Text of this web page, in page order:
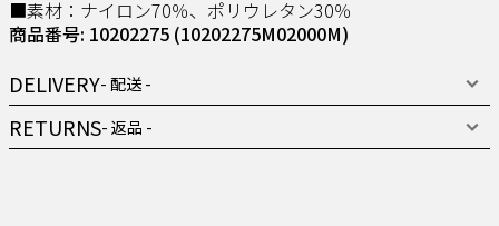
■素材：ナイロン70％、ポリウレタン30％
商品番号: 10202275 (10202275M02000M)
DELIVERY- 配送 -
RETURNS- 返品 -